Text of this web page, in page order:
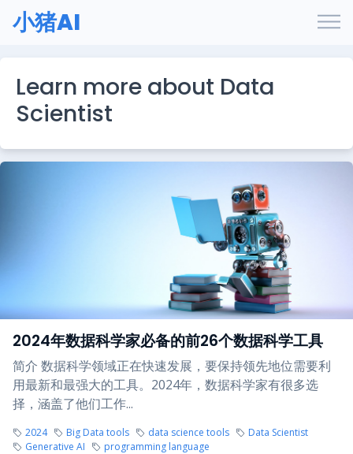
小猪AI
Learn more about Data
Scientist
2024年数据科学家必备的前26个数据科学工具
简介 数据科学领域正在快速发展，要保持领先地位需要利
用最新和最强大的工具。2024年，数据科学家有很多选
择，涵盖了他们工作...
2024 Big Data tools data science tools
Data Scientist
Generative AI
programming language